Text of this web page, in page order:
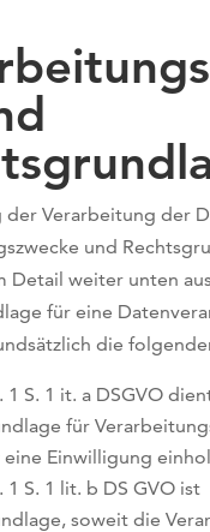
der Verarbeitung der
und
Detail weiter unten
für eine
die
1 S. 1 it. a DSGVO
für
Einwilligung
1 S. 1 lit. b DS GVO ist
soweit die